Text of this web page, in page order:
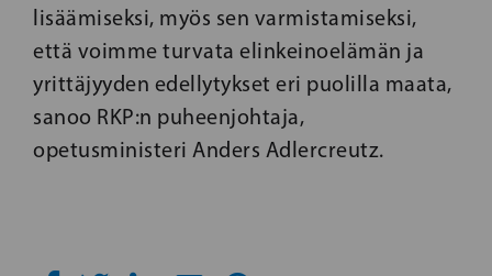
lisäämiseksi, myös sen varmistamiseksi,
että voimme turvata elinkeinoelämän ja
yrittäjyyden edellytykset eri puolilla maata,
sanoo RKP:n puheenjohtaja,
opetusministeri Anders Adlercreutz.